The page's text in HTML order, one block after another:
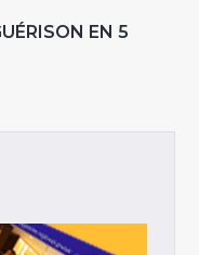
EN 5